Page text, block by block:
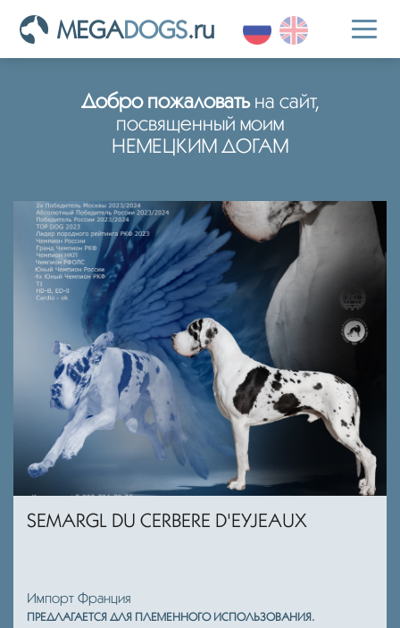
MEGADOGS.ru
Добро пожаловатьна сайт,
посвященный моим
НЕМЕЦКИМ ДОГАМ
SEMARGL DU CERBERE D'EYJEAUX
Импорт Франция
ПРЕДЛАГАЕТСЯ ДЛЯ ПЛЕМЕННОГО ИСПОЛЬЗОВАНИЯ.